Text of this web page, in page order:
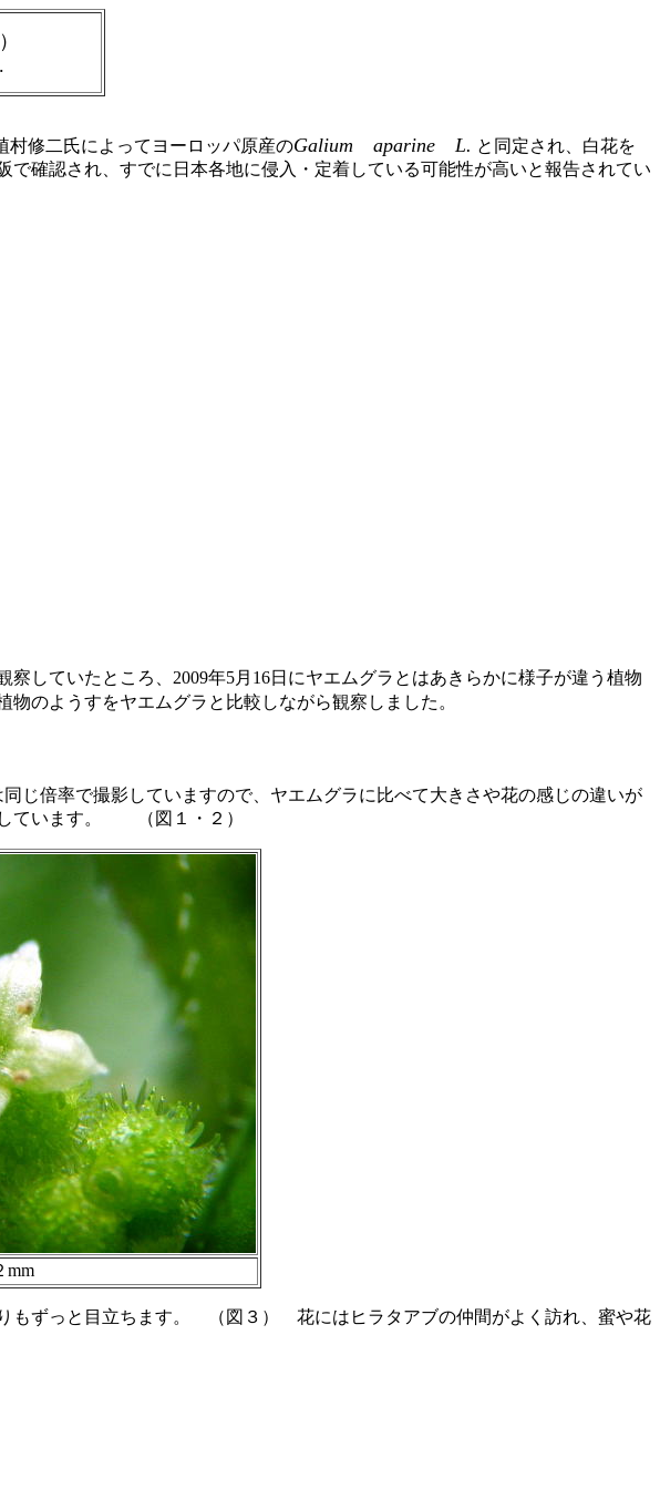
）
村修二氏によってヨーロッパ原産のGalium aparine L. と同定され、白花を
確認され、すでに日本各地に侵入・定着している可能性が高いと報告されてい
していたところ、2009年5月16日にヤエムグラとはあきらかに様子が違う植物
のようすをヤエムグラと比較しながら観察しました。
倍率で撮影していますので、ヤエムグラに比べて大きさや花の感じの違いが
ています。 （図１・２）
もずっと目立ちます。 （図３） 花にはヒラタアブの仲間がよく訪れ、蜜や花